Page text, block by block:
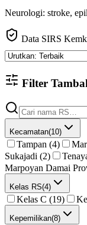
Neurologi: stroke,
Data SIRS
Filter
Kecamatan(10)
Tampan (4)
Sukajadi (2)
Marpoyan Damai
Kelas RS(4)
Kelas C (19)
Kepemilikan(8)